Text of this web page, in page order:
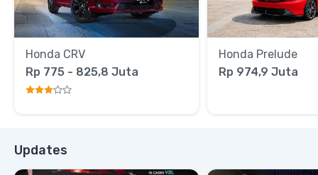
Honda CRV
Rp 775 - 825,8 Juta
Honda Prelude
Rp 974,9 Juta
Updates